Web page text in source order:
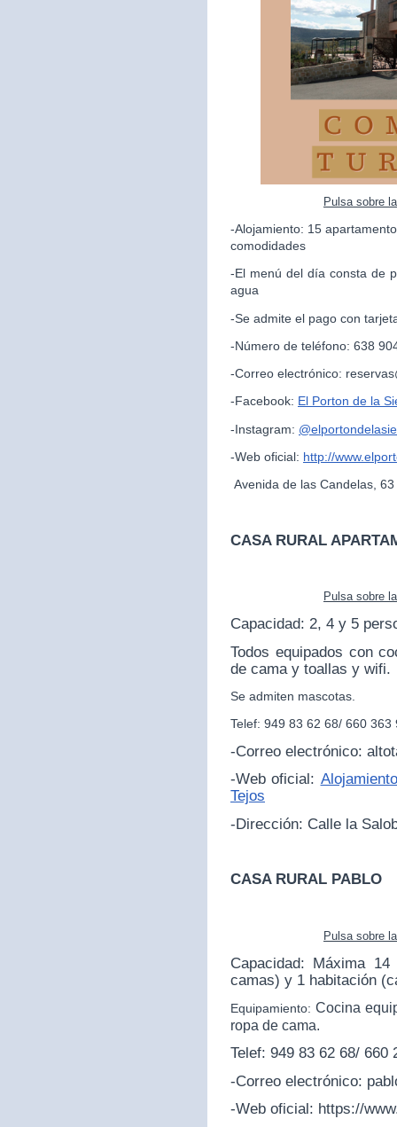
Pulsa sobre
-Alojamiento: 15
comodidades
-El menú del día consta de
agua
-Se admite el pago con
-Número de teléfono: 638
-Correo electrónico:
-Facebook: El Porton de la
-Instagram: @
-Web oficial: http://
Avenida de las Candelas, 63
CASA RURAL
Pulsa sobre
Capacidad: 2, 4 y 5
Todos equipados con
de cama y toallas y wifi.
Se admiten mascotas.
Telef: 949 83 62 68/ 660 363
-Correo electrónico:
-Web oficial:
Tejos
-Dirección: Calle la
CASA RURAL PABLO
Pulsa sobre
Capacidad: Máxima
camas) y 1 habitación
Equipamiento: Cocina
ropa de cama.
Telef: 949 83 62 68/ 660
-Correo electrónico:
-Web oficial: https://